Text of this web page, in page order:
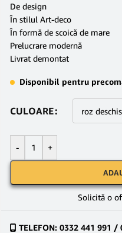
De design
În stilul Art-deco
În formă de scoică de mare
Prelucrare modernă
Livrat demontat
Disponibil pentru
CULOARE
- +
Solicită o
TELEFON: 0332 441 991 /